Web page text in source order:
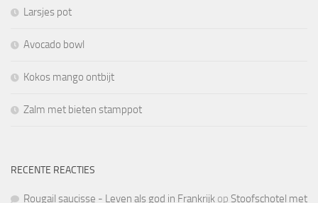
Larsjes pot
Avocado bowl
Kokos mango ontbijt
Zalm met bieten stamppot
RECENTE REACTIES
Rougail saucisse - Leven als god in Frankrijk op Stoofschotel met